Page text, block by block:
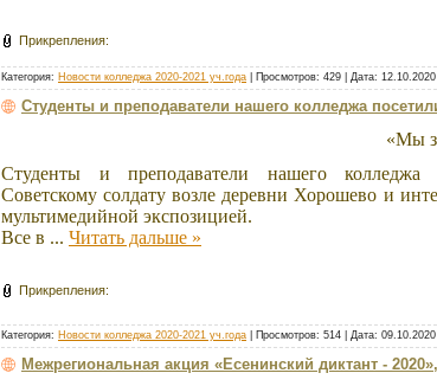
Прикрепления:
Категория: Новости колледжа 2020-2021 уч.года | Просмотров: 429 | Дата: 12.10.2020
Студенты и преподаватели нашего колледжа
«Мы
Студенты и преподаватели нашего колледжа
Советскому солдату возле деревни Хорошево и
мультимедийной экспозицией.
Все в ... Читать дальше »
Прикрепления:
Категория: Новости колледжа 2020-2021 уч.года | Просмотров: 514 | Дата: 09.10.2020
Межрегиональная акция «Есенинский диктант -